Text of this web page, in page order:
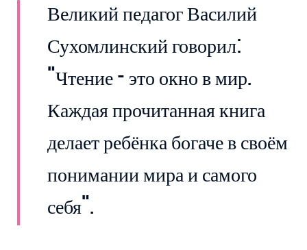
Великий педагог Василий
Сухомлинский говорил:
"Чтение - это окно в мир.
Каждая прочитанная книга
делает ребёнка богаче в своём
понимании мира и самого
себя".